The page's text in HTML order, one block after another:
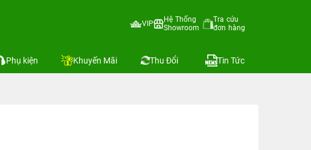
VIP
Hệ Thống
Showroom
Tra cứu
đơn hàng
Phụ kiện Khuyến Mãi Thu Đổi Tin Tức